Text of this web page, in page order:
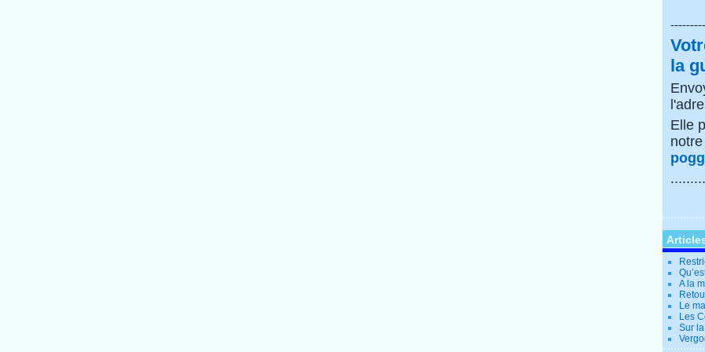
la
Elle
A la
Le
Les
Sur